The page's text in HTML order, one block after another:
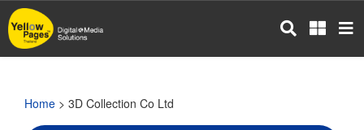
Skip
to
main
Home > 3D Collection Co Ltd